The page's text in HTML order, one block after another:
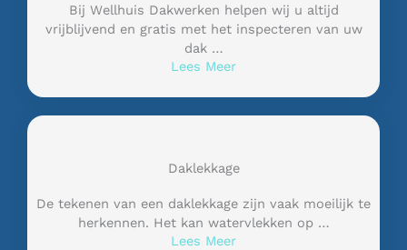
Bij Wellhuis Dakwerken helpen wij u altijd
vrijblijvend en gratis met het inspecteren van uw
dak …
Lees Meer
Daklekkage
De tekenen van een daklekkage zijn vaak moeilijk te
herkennen. Het kan watervlekken op …
Lees Meer